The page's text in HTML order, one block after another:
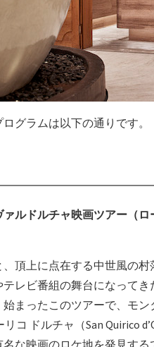
グラムは以下の通りです。
ルドルチャ映画ツアー（
頂上に点在する中世風の
テレビ番組の舞台になって
まったこのツアーで、モ
リコ ドルチャ（San Quirico
な映画のロケ地を発見する